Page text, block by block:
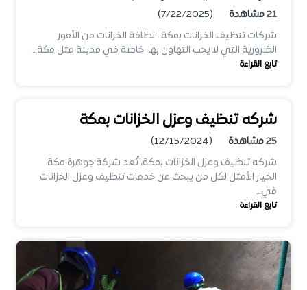
21مشاهدة
(7/22/2025)
شركات تنظيف الخزانات بمكة ، نظافة الخزانات من الأمور
الضرورية التي لا يجب التهاون بها، خاصة في مدينة مثل مكة…
تابع القراءة
شركه تنظيف وعزل الخزانات بمكة
25مشاهدة
(12/15/2024)
شركه تنظيف وعزل الخزانات بمكة، تُعد شركة جوهرة مكة
الخيار الأمثل لكل من يبحث عن خدمات تنظيف وعزل الخزانات
في…
تابع القراءة